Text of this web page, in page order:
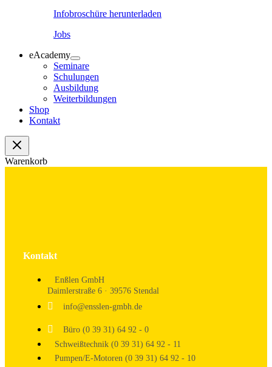
Infobroschüre herunterladen
Jobs
eAcademy
Seminare
Schulungen
Ausbildung
Weiterbildungen
Shop
Kontakt
Warenkorb
Kontakt
Enßlen GmbH
Daimlerstraße 6 · 39576 Stendal
info@ensslen-gmbh.de
Büro (0 39 31) 64 92 - 0
Schweißtechnik (0 39 31) 64 92 - 11
Pumpen/E-Motoren (0 39 31) 64 92 - 10